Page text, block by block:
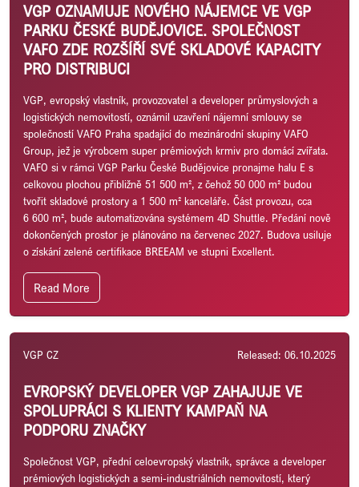
VGP OZNAMUJE NOVÉHO NÁJEMCE VE VGP
PARKU ČESKÉ BUDĚJOVICE. SPOLEČNOST
VAFO ZDE ROZŠÍŘÍ SVÉ SKLADOVÉ KAPACITY
PRO DISTRIBUCI
VGP, evropský vlastník, provozovatel a developer průmyslových a
logistických nemovitostí, oznámil uzavření nájemní smlouvy se
společností VAFO Praha spadající do mezinárodní skupiny VAFO
Group, jež je výrobcem super prémiových krmiv pro domácí zvířata.
VAFO si v rámci VGP Parku České Budějovice pronajme halu E s
celkovou plochou přibližně 51 500 m², z čehož 50 000 m² budou
tvořit skladové prostory a 1 500 m² kanceláře. Část provozu, cca
6 600 m², bude automatizována systémem 4D Shuttle. Předání nově
dokončených prostor je plánováno na červenec 2027. Budova usiluje
o získání zelené certifikace BREEAM ve stupni Excellent.
Read More
VGP CZ Released: 06.10.2025
EVROPSKÝ DEVELOPER VGP ZAHAJUJE VE
SPOLUPRÁCI S KLIENTY KAMPAŇ NA
PODPORU ZNAČKY
Společnost VGP, přední celoevropský vlastník, správce a developer
prémiových logistických a semi-industriálních nemovitostí, který